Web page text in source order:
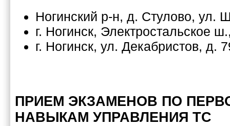
Ногинский р-н, д. Стулово, ул.
г. Ногинск, Электростальское
г. Ногинск, ул. Декабристов, д.
ПРИЕМ ЭКЗАМЕНОВ ПО
НАВЫКАМ УПРАВЛЕНИЯ ТС